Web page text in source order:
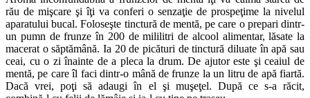
rău de mişcare şi îţi va conferi o senzaţie de prospeţime la nivelul
aparatului bucal. Foloseşte tinctură de mentă, pe care o prepari dintr-
un pumn de frunze în 200 de mililitri de alcool alimentar, lăsate la
macerat o săptămână. Ia 20 de picături de tinctură diluate în apă sau
ceai, cu o zi înainte de a pleca la drum. De ajutor este şi ceaiul de
mentă, pe care îl faci dintr-o mână de frunze la un litru de apă fiartă.
Dacă vrei, poţi să adaugi în el şi muşeţel. După ce s-a răcit,